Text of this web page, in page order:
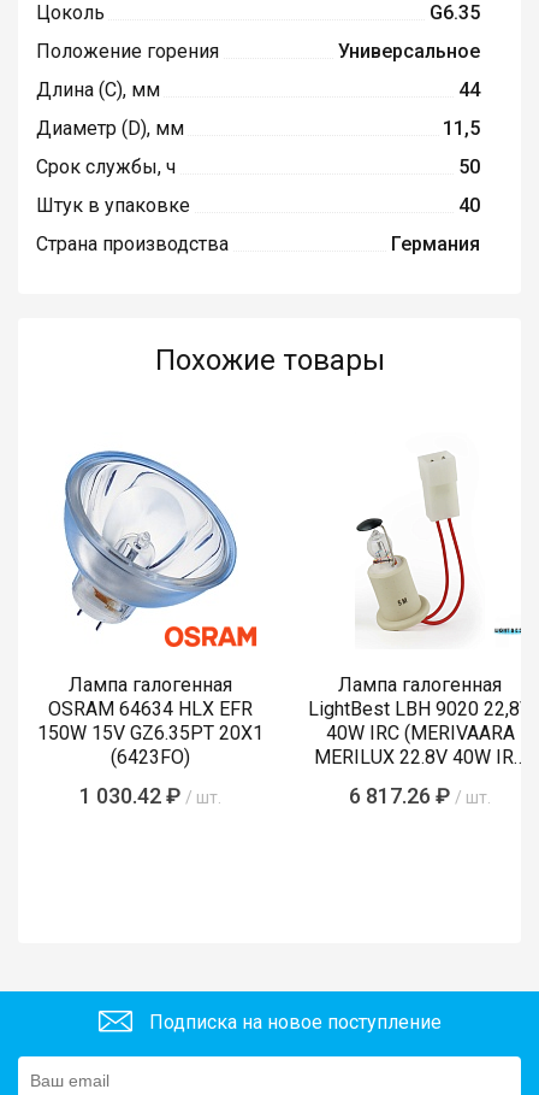
Цоколь
G6.35
Положение горения
Универсальное
Длина (C), мм
44
Диаметр (D), мм
11,5
Срок службы, ч
50
Штук в упаковке
40
Страна производства
Германия
Похожие товары
Лампа галогенная
OSRAM 64634 HLX EFR
150W 15V GZ6.35PT 20X1
(6423FO)
1 030.42 ₽ / шт.
Лампа галогенная
LightBest LBH 9020 22,8V
40W IRC (MERIVAARA
MERILUX 22.8V 40W IRC
6 817.26 ₽ / шт.
Подписка на новое поступление